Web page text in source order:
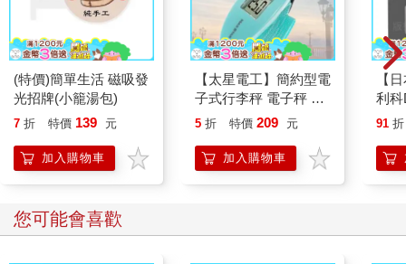
(特價)簡單生活 磁吸發
光招牌(小籠湯包)
7 折 特價 139 元
加入購物車
【太星電工】簡約型電
子式行李秤 電子秤 便
攜秤 快遞 磅秤 包裹秤
行李秤 出國必備
5 折 特價 209 元
加入購物車
【
利
四
91 折
您可能會喜歡